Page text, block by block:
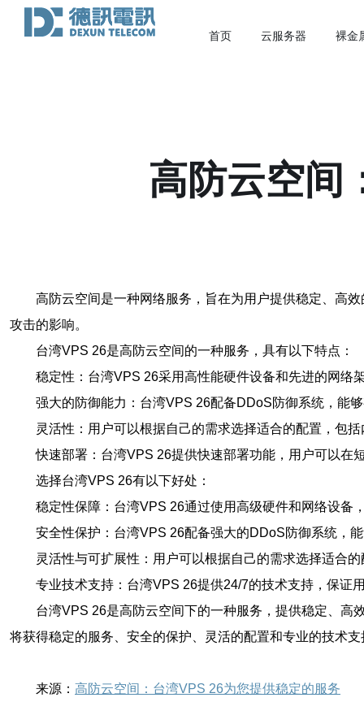
首页 云服务器 裸金
高防云空间
高防云空间是一种网络服务，旨在为用户提供稳定、高
攻击的影响。
台湾VPS 26是高防云空间的一种服务，具有以下特点：
稳定性：台湾VPS 26采用高性能硬件设备和先进的网络
强大的防御能力：台湾VPS 26配备DDoS防御系统，能
灵活性：用户可以根据自己的需求选择适合的配置，包
快速部署：台湾VPS 26提供快速部署功能，用户可以在
选择台湾VPS 26有以下好处：
稳定性保障：台湾VPS 26通过使用高级硬件和网络设备
安全性保护：台湾VPS 26配备强大的DDoS防御系统，
灵活性与可扩展性：用户可以根据自己的需求选择适合
专业技术支持：台湾VPS 26提供24/7的技术支持，保证
台湾VPS 26是高防云空间下的一种服务，提供稳定、高
将获得稳定的服务、安全的保护、灵活的配置和专业的技术支
来源： 高防云空间：台湾VPS 26为您提供稳定的服务